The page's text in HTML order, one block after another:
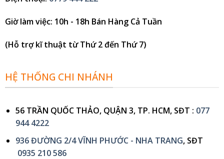
Giờ làm việc: 10h - 18h Bán Hàng Cả Tuần
(Hỗ trợ kĩ thuật từ Thứ 2 đến Thứ 7)
HỆ THỐNG CHI NHÁNH
56 TRẦN QUỐC THẢO, QUẬN 3, TP. HCM, SĐT : 077
944 4222
936 ĐƯỜNG 2/4 VĨNH PHƯỚC - NHA TRANG, SĐT
0935 210 586